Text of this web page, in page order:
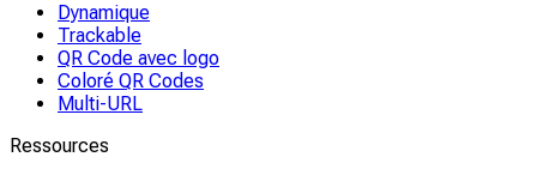
Dynamique
Trackable
QR Code avec logo
Coloré QR Codes
Multi-URL
Ressources